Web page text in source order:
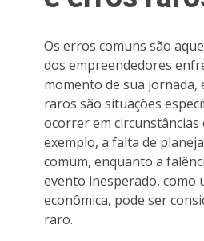
Os erros comuns são
dos empreendedores
momento de sua
raros são situações
ocorrer em circunstâncias
exemplo, a falta de
comum, enquanto a
evento inesperado, como
econômica, pode ser
raro.